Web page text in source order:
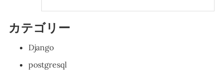
カテゴリー
Django
postgresql